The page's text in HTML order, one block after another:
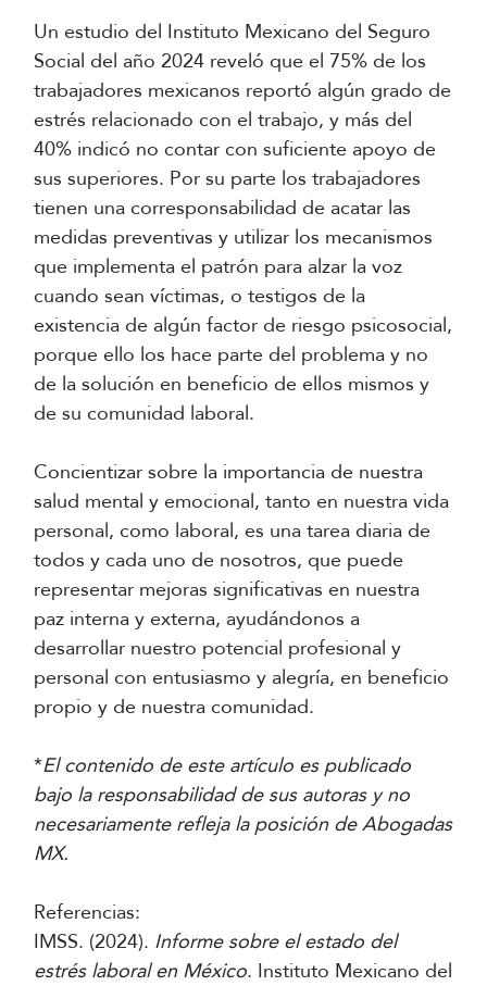
Un estudio del Instituto Mexicano del Seguro
Social del año 2024 reveló que el 75% de los
trabajadores mexicanos reportó algún grado de
estrés relacionado con el trabajo, y más del
40% indicó no contar con suficiente apoyo de
sus superiores. Por su parte los trabajadores
tienen una corresponsabilidad de acatar las
medidas preventivas y utilizar los mecanismos
que implementa el patrón para alzar la voz
cuando sean víctimas, o testigos de la
existencia de algún factor de riesgo psicosocial,
porque ello los hace parte del problema y no
de la solución en beneficio de ellos mismos y
de su comunidad laboral.
Concientizar sobre la importancia de nuestra
salud mental y emocional, tanto en nuestra vida
personal, como laboral, es una tarea diaria de
todos y cada uno de nosotros, que puede
representar mejoras significativas en nuestra
paz interna y externa, ayudándonos a
desarrollar nuestro potencial profesional y
personal con entusiasmo y alegría, en beneficio
propio y de nuestra comunidad.
*El contenido de este artículo es publicado
bajo la responsabilidad de sus autoras y no
necesariamente refleja la posición de Abogadas
MX.
Referencias:
IMSS. (2024). Informe sobre el estado del
estrés laboral en México. Instituto Mexicano del